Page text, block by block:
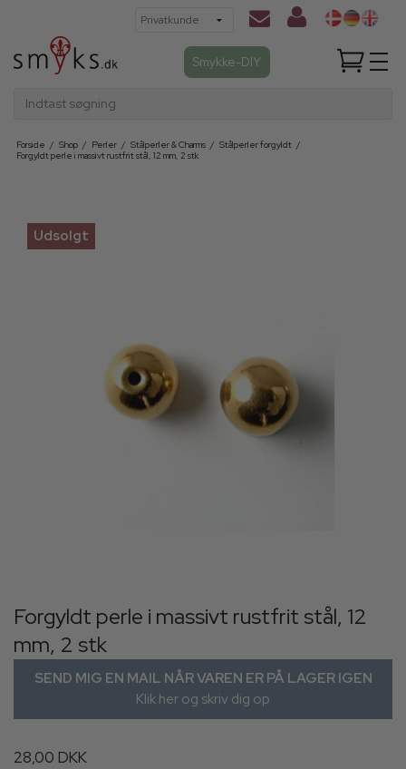
Smykke-DIY
Indtast søgning
Forside / Shop / Perler / Stålperler & Charms / Stålperler forgyldt /
Forgyldt perle i massivt rustfrit stål, 12 mm, 2 stk
Udsolgt
Forgyldt perle i massivt rustfrit stål, 12
mm, 2 stk
SEND MIG EN MAIL NÅR VAREN ER PÅ LAGER IGEN
Klik her og skriv dig op
28,00 DKK